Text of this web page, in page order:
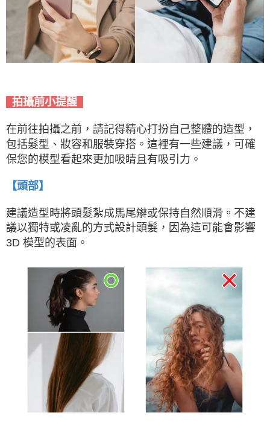
拍攝前小提醒
在前往拍攝之前，請記得精心打扮自己整體的造型，
包括髮型、妝容和服裝穿搭。這裡有一些建議，可確
保您的模型看起來更加吸睛且有吸引力。
【頭部】
建議造型時將頭髮紮成馬尾辮或保持自然順滑。不建
議以獨特或凌亂的方式設計頭髮，因為這可能會影響
3D 模型的表面。